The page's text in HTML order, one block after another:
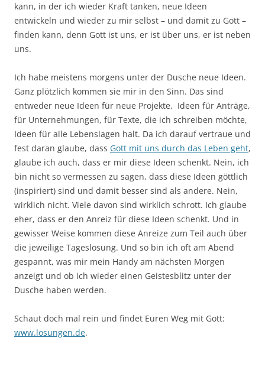
kann, in der ich wieder Kraft tanken, neue Ideen
entwickeln und wieder zu mir selbst – und damit zu Gott –
finden kann, denn Gott ist uns, er ist über uns, er ist neben
uns.
Ich habe meistens morgens unter der Dusche neue Ideen.
Ganz plötzlich kommen sie mir in den Sinn. Das sind
entweder neue Ideen für neue Projekte, Ideen für Anträge,
für Unternehmungen, für Texte, die ich schreiben möchte,
Ideen für alle Lebenslagen halt. Da ich darauf vertraue und
fest daran glaube, dass Gott mit uns durch das Leben geht,
glaube ich auch, dass er mir diese Ideen schenkt. Nein, ich
bin nicht so vermessen zu sagen, dass diese Ideen göttlich
(inspiriert) sind und damit besser sind als andere. Nein,
wirklich nicht. Viele davon sind wirklich schrott. Ich glaube
eher, dass er den Anreiz für diese Ideen schenkt. Und in
gewisser Weise kommen diese Anreize zum Teil auch über
die jeweilige Tageslosung. Und so bin ich oft am Abend
gespannt, was mir mein Handy am nächsten Morgen
anzeigt und ob ich wieder einen Geistesblitz unter der
Dusche haben werden.
Schaut doch mal rein und findet Euren Weg mit Gott:
www.losungen.de.